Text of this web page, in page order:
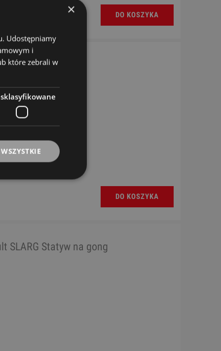
DO KOSZYKA
MXA73N X-Hat
DO KOSZYKA
SLARG Statyw na gong
×
Udostępniamy
i
które zebrali w